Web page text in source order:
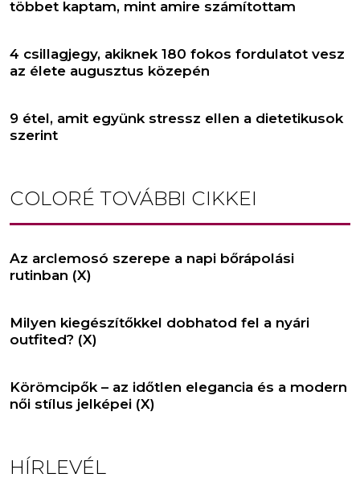
többet kaptam, mint amire számítottam
4 csillagjegy, akiknek 180 fokos fordulatot vesz
az élete augusztus közepén
9 étel, amit együnk stressz ellen a dietetikusok
szerint
COLORÉ TOVÁBBI CIKKEI
Az arclemosó szerepe a napi bőrápolási
rutinban (X)
Milyen kiegészítőkkel dobhatod fel a nyári
outfited? (X)
Körömcipők – az időtlen elegancia és a modern
női stílus jelképei (X)
HÍRLEVÉL